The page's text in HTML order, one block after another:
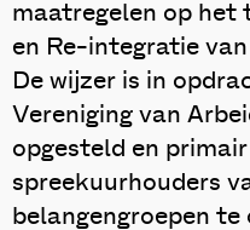
maatregelen op het
en Re-integratie
De wijzer is in
Vereniging van
opgesteld en
spreekuurhouders
belangengroepen